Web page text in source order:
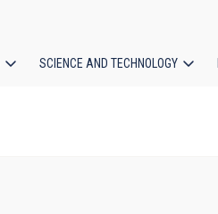
SCIENCE AND TECHNOLOGY